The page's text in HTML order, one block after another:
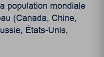
population mondiale
(Canada, Chine,
États-Unis,